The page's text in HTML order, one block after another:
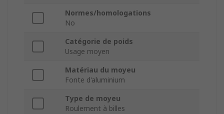
Normes/homologations
No
Catégorie de poids
Usage moyen
Matériau du moyeu
Fonte d'aluminium
Type de moyeu
Roulement à billes